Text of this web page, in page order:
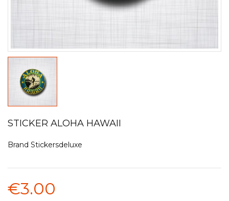
STICKER ALOHA HAWAII
Brand Stickersdeluxe
€3.00